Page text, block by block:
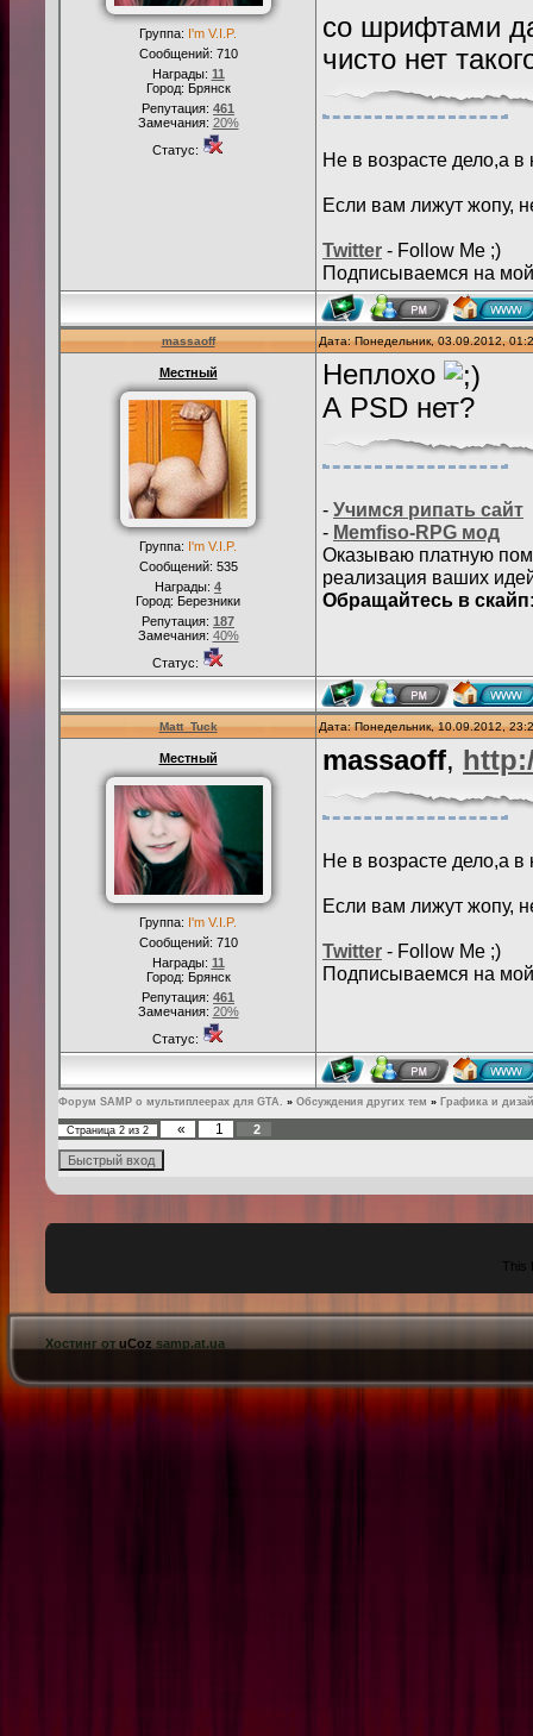
Группа: I'm V.I.P.
Сообщений: 710
Награды: 11
Город: Брянск
Репутация: 461
Замечания: 20%
Статус:
со шрифтами
чисто нет
Не в возрасте дело,а в
Если вам лижут жопу,
Twitter - Follow Me ;)
Подписываемся на
massaoff Дата: Понедельник, 03.09.2012,
Местный
Группа: I'm V.I.P.
Сообщений: 535
Награды: 4
Город: Березники
Репутация: 187
Замечания: 40%
Статус:
Неплохо
А PSD нет?
- Учимся рипать сайт
- Memfiso-RPG мод
Оказываю платную
реализация ваших
Обращайтесь в
Matt_Tuck Дата: Понедельник, 10.09.2012,
Местный
Группа: I'm V.I.P.
Сообщений: 710
Награды: 11
Город: Брянск
Репутация: 461
Замечания: 20%
Статус:
massaoff,
Не в возрасте дело,а в
Если вам лижут жопу,
Twitter - Follow Me ;)
Подписываемся на
Форум SAMP о мультиплеерах для GTA. » Обсуждения других тем » Графика и
Страница 2 из 2 « 1 2
This
Хостинг от uCoz samp.at.ua